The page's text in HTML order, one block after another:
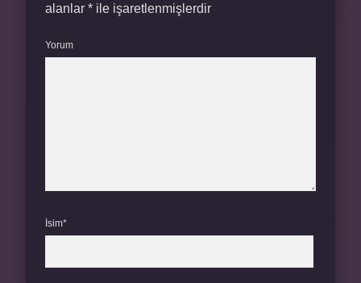
alanlar * ile işaretlenmişlerdir
Yorum
İsim*